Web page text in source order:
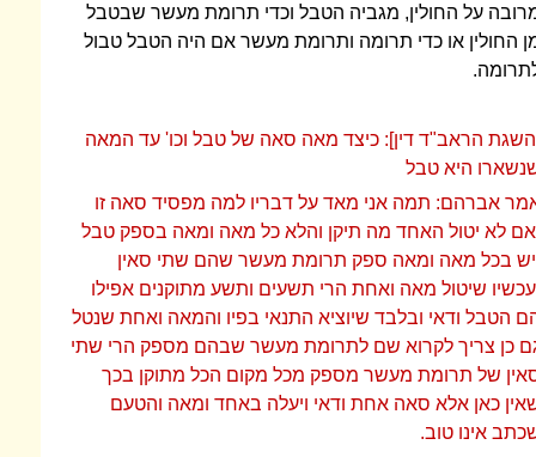
על החולין, מגביה הטבל וכדי תרומת מעשר שבטבל
החולין או כדי תרומה ותרומת מעשר אם היה הטבל טבול
הראב"ד דין]: כיצד מאה סאה של טבל וכו' עד המאה
היא טבל
אברהם: תמה אני מאד על דבריו למה מפסיד סאה זו
לא יטול האחד מה תיקן והלא כל מאה ומאה בספק טבל
בכל מאה ומאה ספק תרומת מעשר שהם שתי סאין
שיטול מאה ואחת הרי תשעים ותשע מתוקנים אפילו
הטבל ודאי ובלבד שיוציא התנאי בפיו והמאה ואחת שנטל
כן צריך לקרוא שם לתרומת מעשר שבהם מספק הרי שתי
של תרומת מעשר מספק מכל מקום הכל מתוקן בכך
כאן אלא סאה אחת ודאי ויעלה באחד ומאה והטעם
אינו טוב.